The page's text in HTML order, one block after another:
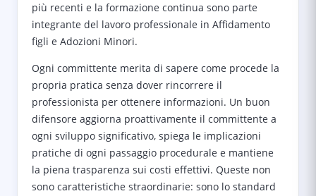
più recenti e la formazione continua sono parte
integrante del lavoro professionale in Affidamento
figli e Adozioni Minori.
Ogni committente merita di sapere come procede la
propria pratica senza dover rincorrere il
professionista per ottenere informazioni. Un buon
difensore aggiorna proattivamente il committente a
ogni sviluppo significativo, spiega le implicazioni
pratiche di ogni passaggio procedurale e mantiene
la piena trasparenza sui costi effettivi. Queste non
sono caratteristiche straordinarie: sono lo standard